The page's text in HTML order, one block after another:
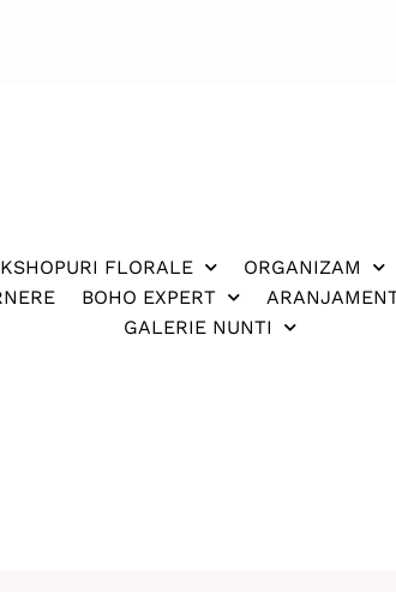
FLORALE ORGANIZAM
BOHO EXPERT
GALERIE NUNTI